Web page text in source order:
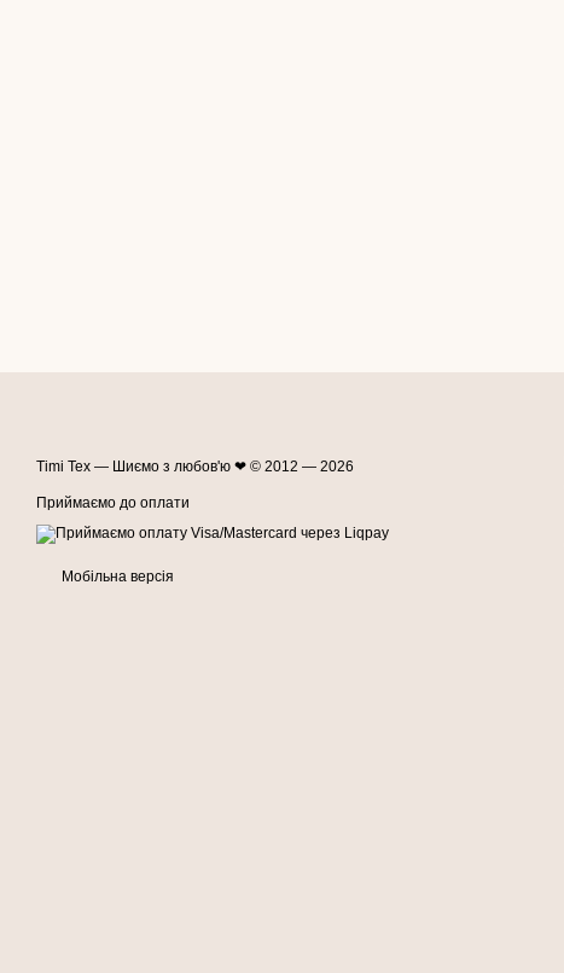
Timi Tex — Шиємо з любов'ю ❤ © 2012 — 2026
Приймаємо до оплати
Мобільна версія